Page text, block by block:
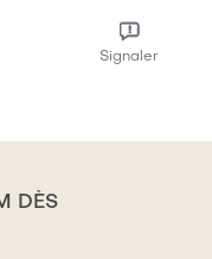
Signaler
DÈS